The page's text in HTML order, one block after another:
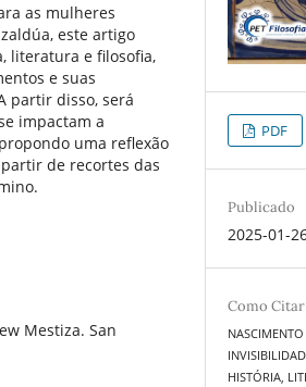
as mulheres
este artigo
literatura e filosofia,
e suas
partir disso, será
impactam a
uma reflexão
de recortes das
Mestiza. San
PDF
Publicado
2025-01-
Como Citar
HISTÓRIA,